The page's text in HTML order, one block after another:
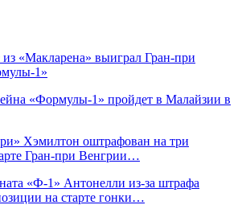
«Макларена» выиграл Гран‑при
«Формулы‑1» пройдет в Малайзии в
Хэмилтон оштрафован на три
Гран‑при Венгрии…
«Ф‑1» Антонелли из‑за штрафа
на старте гонки…